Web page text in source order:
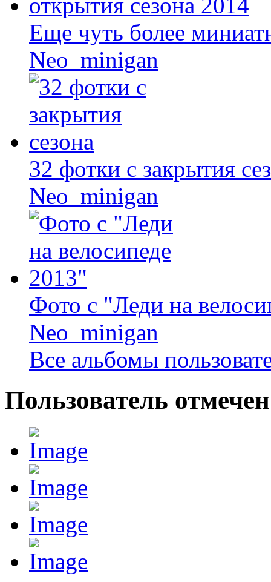
Еще чуть более
Neo_minigan
32 фотки с закрытия
Neo_minigan
Фото с "Леди на
Neo_minigan
Все альбомы
Пользователь